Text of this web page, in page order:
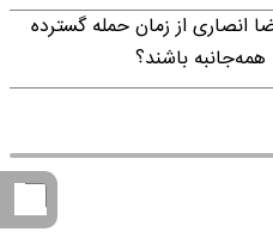
از زمان حمله گسترده
همه‌جانبه باشند؟